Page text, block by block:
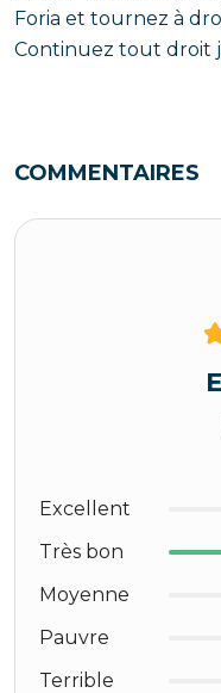
Foria et tournez à
Continuez tout droit
COMMENTAIRES
Excellent
Très bon
Moyenne
Pauvre
Terrible